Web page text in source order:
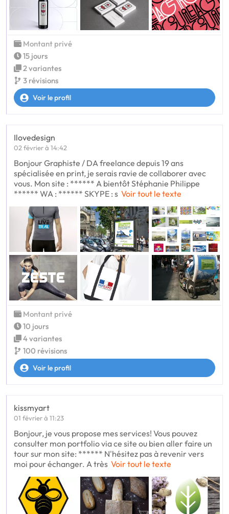
Montant privé
15 jours
2 variantes
3 révisions
Voir le profil
Ilovedesign
02 février à 14:42
Bonjour Graphiste / DA freelance depuis 19 ans
spécialisée en print, je serais ravie de collaborer avec
vous. Mon site : ****** A bientôt Stéphanie Philippe
****** WA : ****** SKYPE : s Voir tout le texte
Montant privé
10 jours
4 variantes
100 révisions
Voir le profil
kissmyart
01 février à 11:23
Bonjour, je vous propose mes services! Vous pouvez
consulter mon portfolio via ce site ou bien aller faire un
tour sur mon site: ****** N'hésitez pas à revenir vers
moi pour échanger. A très Voir tout le texte